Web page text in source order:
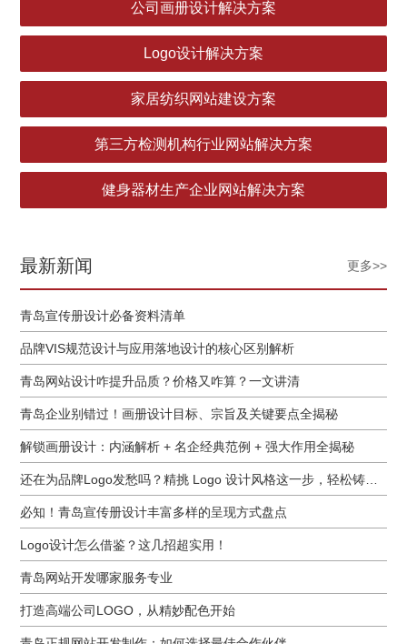
公司画册设计解决方案
Logo设计解决方案
家居纺织网站建设方案
第三方检测机构行业网站解决方案
健身器材生产企业网站解决方案
最新新闻 更多>>
青岛宣传册设计必备资料清单
品牌VIS规范设计与应用落地设计的核心区别解析
青岛网站设计咋提升品质？价格又咋算？一文讲清
青岛企业别错过！画册设计目标、宗旨及关键要点全揭秘
解锁画册设计：内涵解析 + 名企经典范例 + 强大作用全揭秘
必知！青岛宣传册设计丰富多样的呈现方式盘点
Logo设计怎么借鉴？这几招超实用！
青岛网站开发哪家服务专业
打造高端公司LOGO，从精妙配色开始